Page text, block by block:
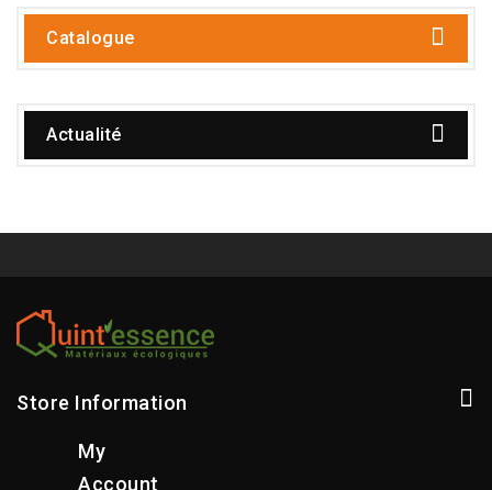
Catalogue
Actualité
Store Information
My
Account